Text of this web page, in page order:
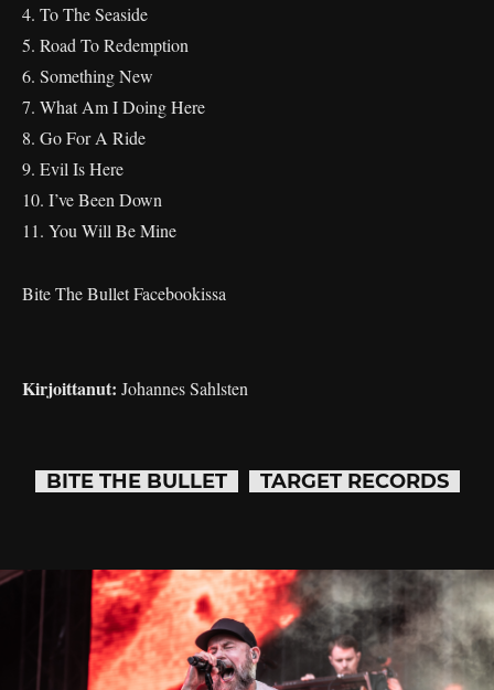
4. To The Seaside
5. Road To Redemption
6. Something New
7. What Am I Doing Here
8. Go For A Ride
9. Evil Is Here
10. I’ve Been Down
11. You Will Be Mine
Bite The Bullet Facebookissa
Kirjoittanut: Johannes Sahlsten
BITE THE BULLET TARGET RECORDS